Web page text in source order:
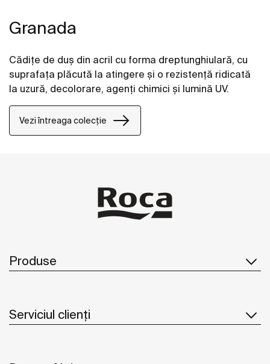
Granada
Cădițe de duș din acril cu forma dreptunghiulară, cu
suprafața plăcută la atingere și o rezistență ridicată
la uzură, decolorare, agenți chimici și lumină UV.
Vezi întreaga colecție
Produse
Serviciul clienți